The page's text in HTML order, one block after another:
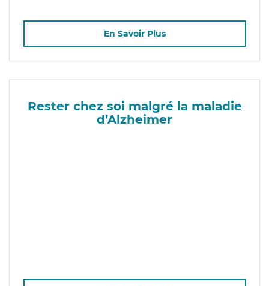
En Savoir Plus
Rester chez soi malgré la maladie
d’Alzheimer